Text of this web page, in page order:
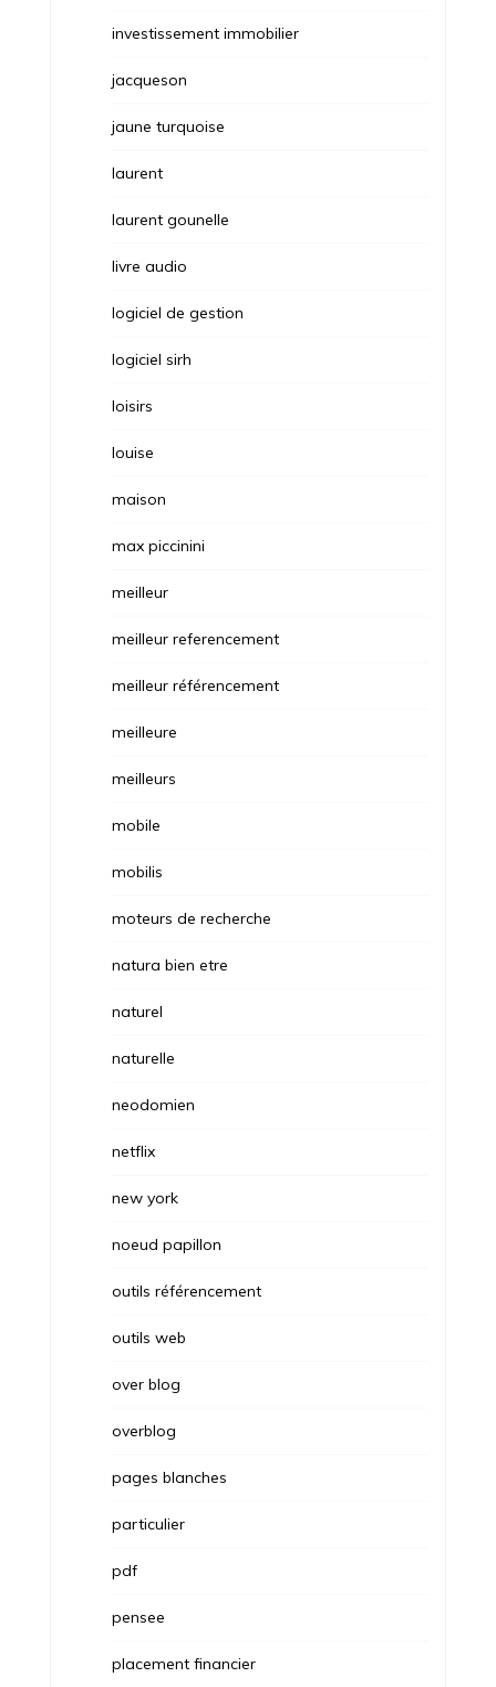
investissement immobilier
jacqueson
jaune turquoise
laurent
laurent gounelle
livre audio
logiciel de gestion
logiciel sirh
loisirs
louise
maison
max piccinini
meilleur
meilleur referencement
meilleur référencement
meilleure
meilleurs
mobile
mobilis
moteurs de recherche
natura bien etre
naturel
naturelle
neodomien
netflix
new york
noeud papillon
outils référencement
outils web
over blog
overblog
pages blanches
particulier
pdf
pensee
placement financier